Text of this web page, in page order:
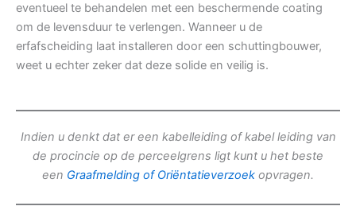
eventueel te behandelen met een beschermende coating
om de levensduur te verlengen. Wanneer u de
erfafscheiding laat installeren door een schuttingbouwer,
weet u echter zeker dat deze solide en veilig is.
Indien u denkt dat er een kabelleiding of kabel leiding van
de procincie op de perceelgrens ligt kunt u het beste
een Graafmelding of Oriëntatieverzoek opvragen.